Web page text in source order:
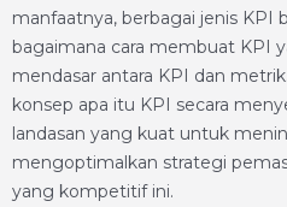
manfaatnya, berbagai jenis KPI
bagaimana cara membuat KPI
mendasar antara KPI dan
konsep apa itu KPI secara
landasan yang kuat untuk
mengoptimalkan strategi
yang kompetitif ini.